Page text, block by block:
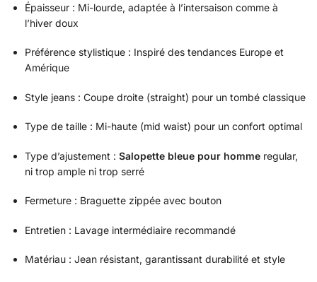
Épaisseur : Mi-lourde, adaptée à l’intersaison comme à
l’hiver doux
Préférence stylistique : Inspiré des tendances Europe et
Amérique
Style jeans : Coupe droite (straight) pour un tombé classique
Type de taille : Mi-haute (mid waist) pour un confort optimal
Type d’ajustement : Salopette bleue pour homme regular,
ni trop ample ni trop serré
Fermeture : Braguette zippée avec bouton
Entretien : Lavage intermédiaire recommandé
Matériau : Jean résistant, garantissant durabilité et style